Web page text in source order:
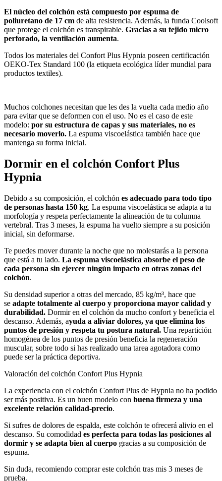
El núcleo del colchón está compuesto por espuma de
poliuretano de 17 cm de alta resistencia. Además, la funda Coolsoft
que protege el colchón es transpirable. Gracias a su tejido micro
perforado, la ventilación aumenta.
Todos los materiales del Confort Plus Hypnia poseen certificación
OEKO-Tex Standard 100 (la etiqueta ecológica líder mundial para
productos textiles).
Muchos colchones necesitan que les des la vuelta cada medio año
para evitar que se deformen con el uso. No es el caso de este
modelo: por su estructura de capas y sus materiales, no es
necesario moverlo. La espuma viscoelástica también hace que
mantenga su forma inicial.
Dormir en el colchón Confort Plus
Hypnia
Debido a su composición, el colchón es adecuado para todo tipo
de personas hasta 150 kg. La espuma viscoelástica se adapta a tu
morfología y respeta perfectamente la alineación de tu columna
vertebral. Tras 3 meses, la espuma ha vuelto siempre a su posición
inicial, sin deformarse.
Te puedes mover durante la noche que no molestarás a la persona
que está a tu lado. La espuma viscoelástica absorbe el peso de
cada persona sin ejercer ningún impacto en otras zonas del
colchón.
Su densidad superior a otras del mercado, 85 kg/m³, hace que
se adapte totalmente al cuerpo y proporciona mayor calidad y
durabilidad. Dormir en el colchón da mucho confort y beneficia el
descanso. Además, ayuda a aliviar dolores, ya que elimina los
puntos de presión y respeta tu postura natural. Una repartición
homogénea de los puntos de presión beneficia la regeneración
muscular, sobre todo si has realizado una tarea agotadora como
puede ser la práctica deportiva.
Valoración del colchón Confort Plus Hypnia
La experiencia con el colchón Confort Plus de Hypnia no ha podido
ser más positiva. Es un buen modelo con buena firmeza y una
excelente relación calidad-precio.
Si sufres de dolores de espalda, este colchón te ofrecerá alivio en el
descanso. Su comodidad es perfecta para todas las posiciones al
dormir y se adapta bien al cuerpo gracias a su composición de
espuma.
Sin duda, recomiendo comprar este colchón tras mis 3 meses de
prueba.